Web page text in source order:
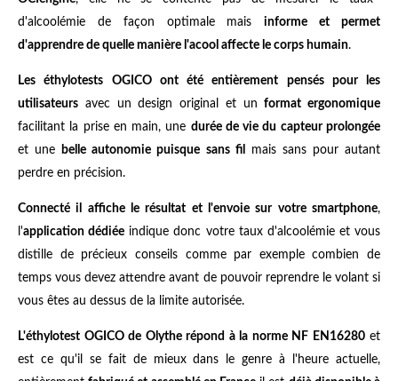
d'alcoolémie de façon optimale maisinforme et permet
d'apprendre de quelle manière l'acool affecte le corps humain.
Les éthylotests OGICO ont été entièrement pensés pour les
utilisateurs avec un design original et unformat ergonomique
facilitant la prise en main, une durée de vie du capteur prolongée
et une
belle autonomie puisque sans fil
mais sans pour autant
perdre en précision.
Connecté il affiche le résultat et l'envoie sur votre smartphone,
l'application dédiée indique donc votre taux d'alcoolémie et vous
distille de précieux conseils comme par exemple combien de
temps vous devez attendre avant de pouvoir reprendre le volant si
vous êtes au dessus de la limite autorisée.
L'éthylotest OGICO de Olythe répond à la norme NF EN16280et
est ce qu'il se fait de mieux dans le genre à l'heure actuelle,